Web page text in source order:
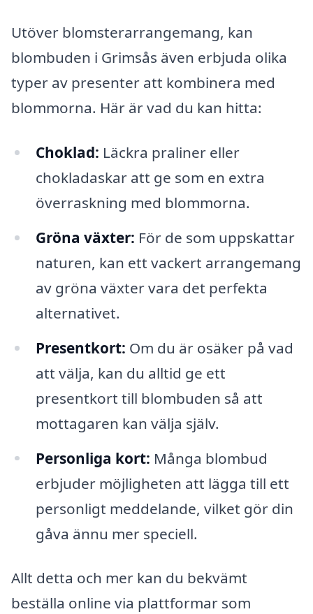
Utöver blomsterarrangemang, kan
blombuden i Grimsås även erbjuda olika
typer av presenter att kombinera med
blommorna. Här är vad du kan hitta:
Choklad: Läckra praliner eller
chokladaskar att ge som en extra
överraskning med blommorna.
Gröna växter: För de som uppskattar
naturen, kan ett vackert arrangemang
av gröna växter vara det perfekta
alternativet.
Presentkort: Om du är osäker på vad
att välja, kan du alltid ge ett
presentkort till blombuden så att
mottagaren kan välja själv.
Personliga kort: Många blombud
erbjuder möjligheten att lägga till ett
personligt meddelande, vilket gör din
gåva ännu mer speciell.
Allt detta och mer kan du bekvämt
beställa online via plattformar som